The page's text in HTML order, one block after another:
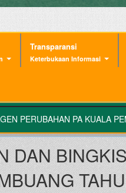
Transparansi
Keterbukaan Informasi
PERUBAHAN PA KUALA
DAN